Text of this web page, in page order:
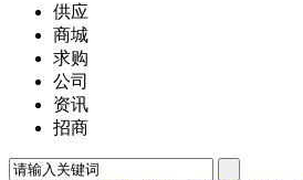
供应
商城
求购
公司
资讯
招商